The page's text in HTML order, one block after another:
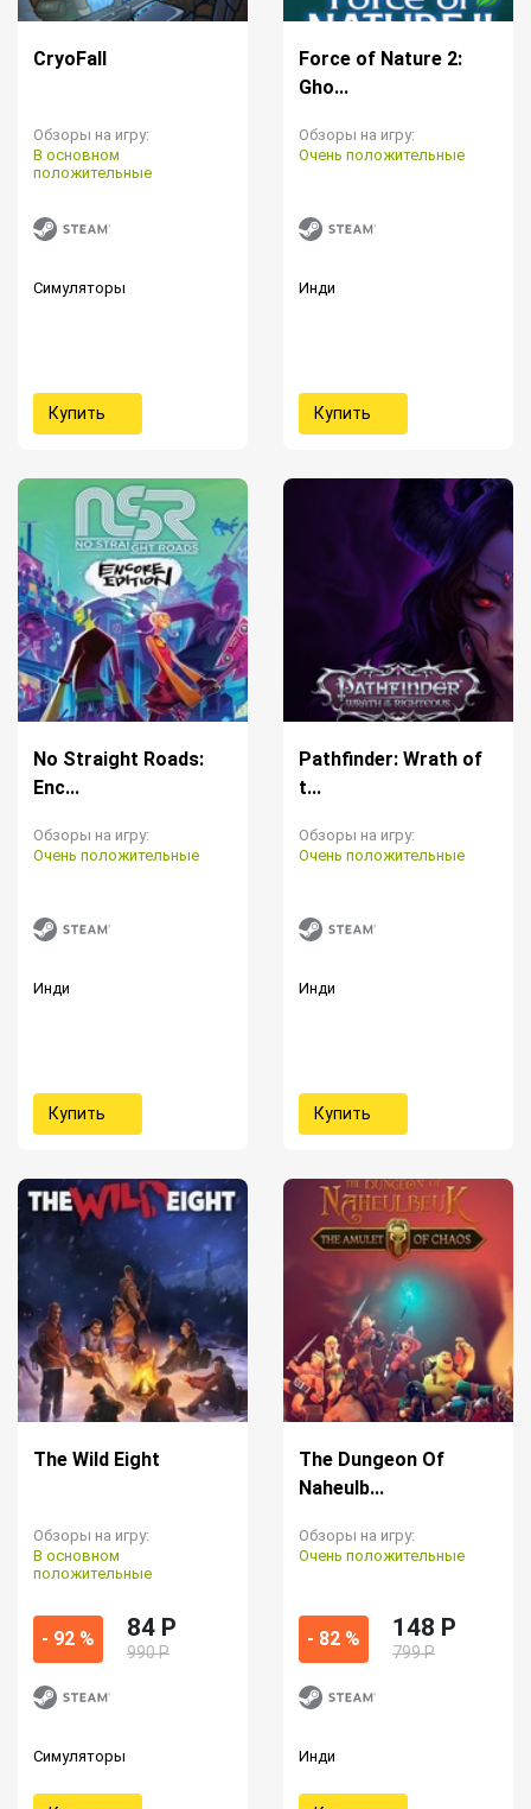
CryoFall
Обзоры на игру:
В основном
положительные
Симуляторы
Купить
Force of Nature 2:
Gho...
Обзоры на игру:
Очень положительные
Инди
Купить
No Straight Roads:
Enc...
Обзоры на игру:
Очень положительные
Инди
Купить
Pathfinder: Wrath of
t...
Обзоры на игру:
Очень положительные
Инди
Купить
The Wild Eight
Обзоры на игру:
В основном
положительные
- 92 % 84 P
990 Р
Симуляторы
The Dungeon Of
Naheulb...
Обзоры на игру:
Очень положительные
- 82 % 148 P
799 Р
Инди